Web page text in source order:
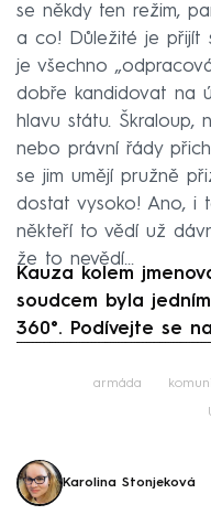
se někdy ten režim,
a co! Důležité je přijít
je všechno
dobře kandidovat na
hlavu státu. Škraloup,
nebo právní řády
se jim umějí pružně
dostat vysoko! Ano, i
někteří to vědí už
že to nevědí...
Kauza kolem
soudcem byla
360°. Podívejte se
armáda
Karolina Stonjeková